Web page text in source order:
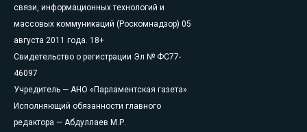
связи, информационных технологий и
массовых коммуникаций (Роскомнадзор) 05
августа 2011 года. 18+
Свидетельство о регистрации Эл № ФС77-
46097
Учредитель — АНО «Парламентская газета»
Исполняющий обязанности главного
редактора — Абдуллаев М.Р.